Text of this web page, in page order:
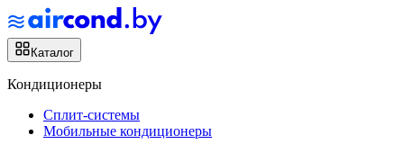
Каталог
Кондиционеры
Сплит-системы
Мобильные кондиционеры